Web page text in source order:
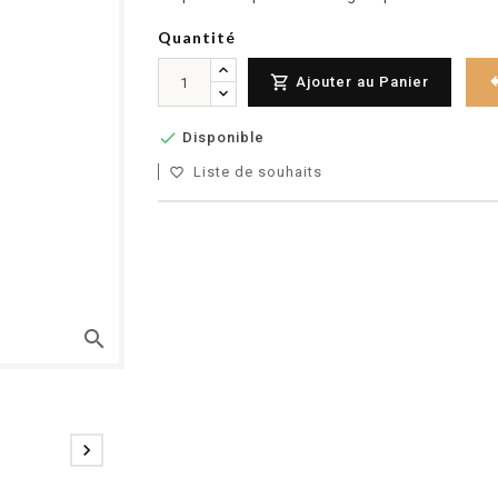
search

Quantité
 Ajouter au Panier
 Disponible
favorite_border Liste de souhaits